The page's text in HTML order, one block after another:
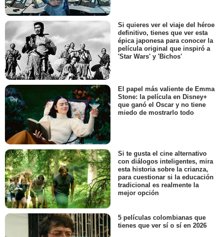
Si quieres ver el viaje del héroe
definitivo, tienes que ver esta
épica japonesa para conocer la
película original que inspiró a
'Star Wars' y 'Bichos'
El papel más valiente de Emma
Stone: la película en Disney+
que ganó el Oscar y no tiene
miedo de mostrarlo todo
Si te gusta el cine alternativo
con diálogos inteligentes, mira
esta historia sobre la crianza,
para cuestionar si la educación
tradicional es realmente la
mejor opción
5 películas colombianas que
tienes que ver sí o sí en 2026